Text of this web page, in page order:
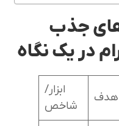
جذب
در یک نگاه
هدف
ابزار/
شاخص